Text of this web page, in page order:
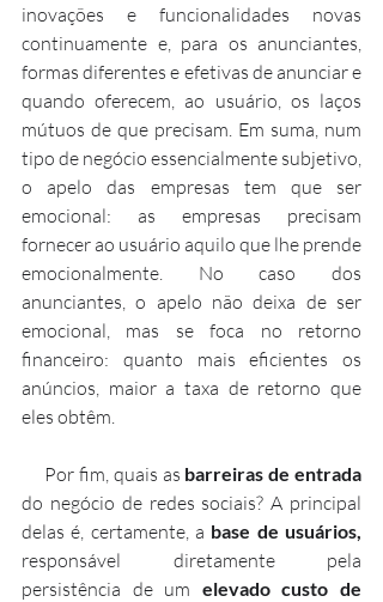
inovações e funcionalidades novas
continuamente e, para os anunciantes,
formas diferentes e efetivas de anunciar e
quando oferecem, ao usuário, os laços
mútuos de que precisam. Em suma, num
tipo de negócio essencialmente subjetivo,
o apelo das empresas tem que ser
emocional: as empresas precisam
fornecer ao usuário aquilo que lhe prende
emocionalmente. No caso dos
anunciantes, o apelo não deixa de ser
emocional, mas se foca no retorno
financeiro: quanto mais eficientes os
anúncios, maior a taxa de retorno que
eles obtêm.
     Por fim, quais as
barreiras de entrada
do negócio de redes sociais? A principal
delas é, certamente, a
responsável diretamente pela
persistência de um elevado custo de